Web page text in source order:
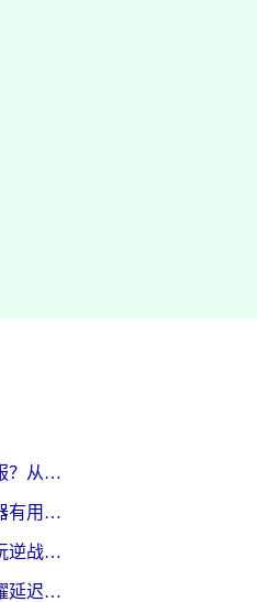
人在海外，如何顺畅玩国服？从《王者荣耀》到《云图计划》的加速器终极指南
在国外玩塔瑞斯世界加速器有用吗？海外玩家亲测后的真实答案
身在海外，用什么加速器玩逆战才能告别延迟？
海外党必看：解决王者荣耀延迟的加速器终极指南——从EVE到猫和老鼠，一个工具全搞定